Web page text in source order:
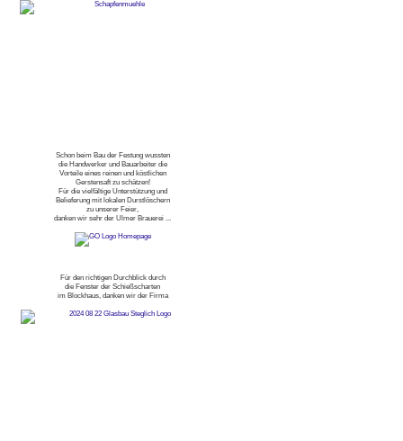
Schon beim Bau der Festung wussten
die Handwerker und Bauarbeiter die
Vorteile eines reinen und köstlichen
Gerstensaft zu schätzen!
Für die vielfältige Unterstützung und
Belieferung mit lokalen Durstlöschern
zu unserer Feier,
danken wir sehr der Ulmer Brauerei ...
Für den richtigen Durchblick durch
die Fenster der Schießscharten
im Blockhaus, danken wir der Firma